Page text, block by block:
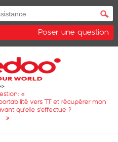
Poser une question
«
vers TT et récupérer mon
qu'elle s'effectue ?
»